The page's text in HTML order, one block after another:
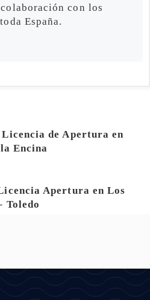
con los
España.
Licencia de Apertura en
Encina
Apertura en Los
Toledo